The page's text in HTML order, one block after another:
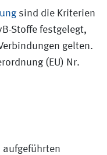
sind die Kriterien
Stoffe festgelegt,
gelten.
(EU) Nr.
aufgeführten